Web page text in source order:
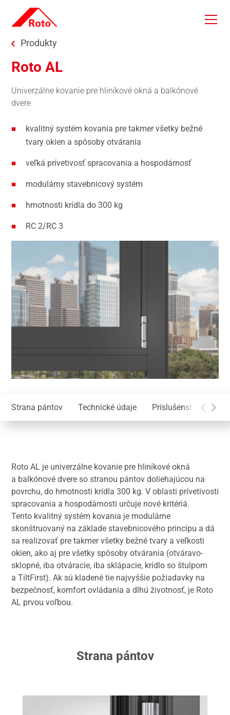
Skip to main content
You are here:
Produkty
Roto AL
Univerzálne kovanie pre hliníkové okná a balkónové
dvere
kvalitný systém kovania pre takmer všetky bežné
tvary okien a spôsoby otvárania
veľká prívetivosť spracovania a hospodárnosť
modulárny stavebnicový systém
hmotnosti krídla do 300 kg
RC 2/RC 3
Strana pántov Technické údaje Príslušenstvo
Roto AL je univerzálne kovanie pre hliníkové okná
a balkónové dvere so stranou pántov doliehajúcou na
povrchu, do hmotnosti krídla 300 kg. V oblasti prívetivosti
spracovania a hospodárnosti určuje nové kritériá.
Tento kvalitný systém kovania je modulárne
skonštruovaný na základe stavebnicového princípu a dá
sa realizovať pre takmer všetky bežné tvary a veľkosti
okien, ako aj pre všetky spôsoby otvárania (otváravo-
sklopné, iba otváracie, iba sklápacie, krídlo so štulpom
a TiltFirst). Ak sú kladené tie najvyššie požiadavky na
bezpečnosť, komfort ovládania a dlhú životnosť, je Roto
AL prvou voľbou.
Strana pántov